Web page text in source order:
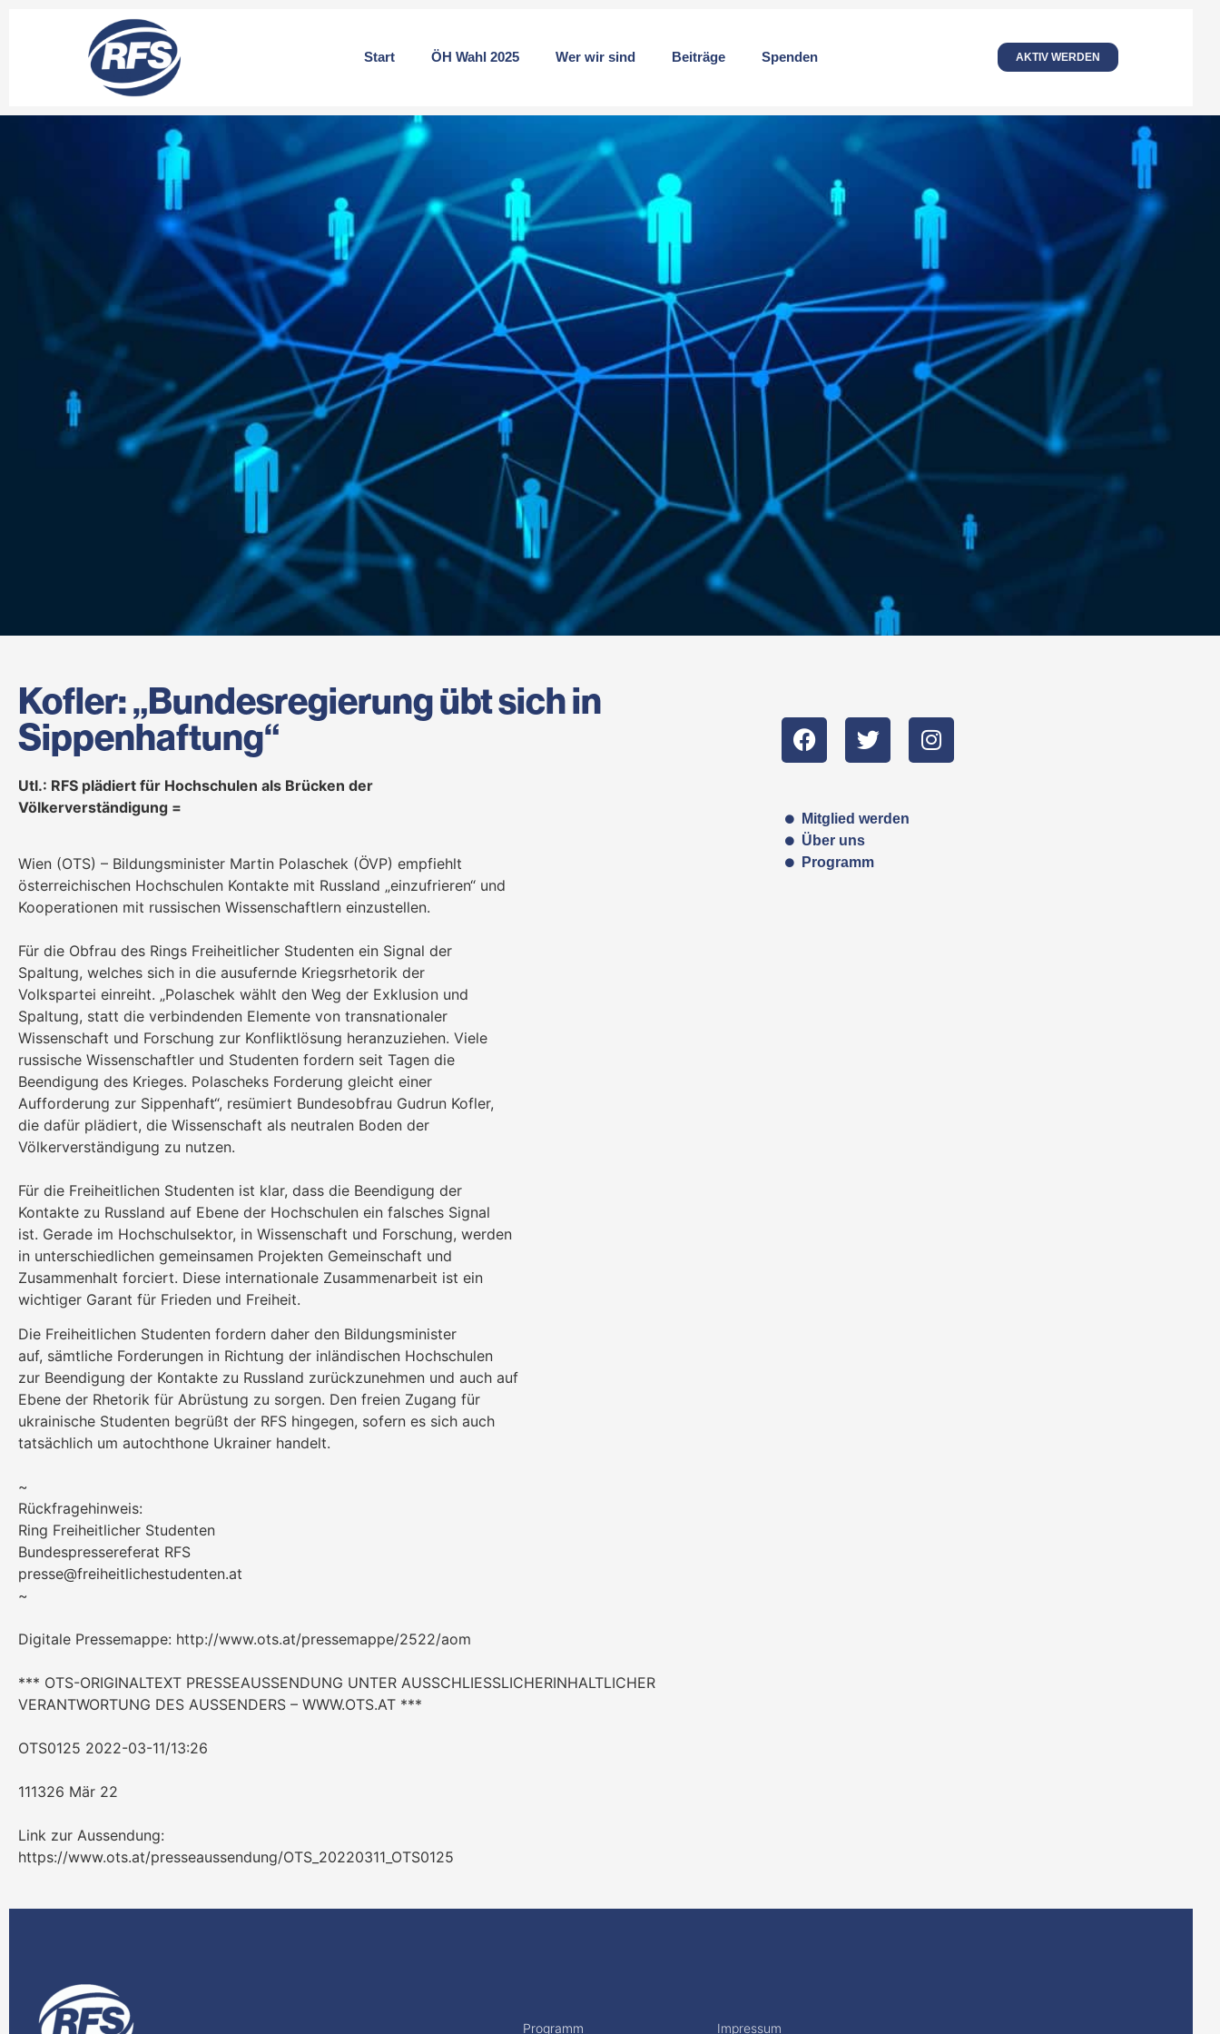
Start ÖH Wahl 2025 Wer wir sind Beiträge Spenden AKTIV WERDEN
Kofler: „Bundesregierung übt sich in
Sippenhaftung“
Utl.: RFS plädiert für Hochschulen als Brücken der
Völkerverständigung =
Wien (OTS) – Bildungsminister Martin Polaschek (ÖVP) empfiehlt
österreichischen Hochschulen Kontakte mit Russland „einzufrieren“ und
Kooperationen mit russischen Wissenschaftlern einzustellen.
Für die Obfrau des Rings Freiheitlicher Studenten ein Signal der
Spaltung, welches sich in die ausufernde Kriegsrhetorik der
Volkspartei einreiht. „Polaschek wählt den Weg der Exklusion und
Spaltung, statt die verbindenden Elemente von transnationaler
Wissenschaft und Forschung zur Konfliktlösung heranzuziehen. Viele
russische Wissenschaftler und Studenten fordern seit Tagen die
Beendigung des Krieges. Polascheks Forderung gleicht einer
Aufforderung zur Sippenhaft“, resümiert Bundesobfrau Gudrun Kofler,
die dafür plädiert, die Wissenschaft als neutralen Boden der
Völkerverständigung zu nutzen.
Für die Freiheitlichen Studenten ist klar, dass die Beendigung der
Kontakte zu Russland auf Ebene der Hochschulen ein falsches Signal
ist. Gerade im Hochschulsektor, in Wissenschaft und Forschung, werden
in unterschiedlichen gemeinsamen Projekten Gemeinschaft und
Zusammenhalt forciert. Diese internationale Zusammenarbeit ist ein
wichtiger Garant für Frieden und Freiheit.
Die Freiheitlichen Studenten fordern daher den Bildungsminister
auf, sämtliche Forderungen in Richtung der inländischen Hochschulen
zur Beendigung der Kontakte zu Russland zurückzunehmen und auch auf
Ebene der Rhetorik für Abrüstung zu sorgen. Den freien Zugang für
ukrainische Studenten begrüßt der RFS hingegen, sofern es sich auch
tatsächlich um autochthone Ukrainer handelt.
~
Rückfragehinweis:
Ring Freiheitlicher Studenten
Bundespressereferat RFS
presse@freiheitlichestudenten.at
~
Digitale Pressemappe: http://www.ots.at/pressemappe/2522/aom
*** OTS-ORIGINALTEXT PRESSEAUSSENDUNG UNTER AUSSCHLIESSLICHERINHALTLICHER
VERANTWORTUNG DES AUSSENDERS – WWW.OTS.AT ***
OTS0125 2022-03-11/13:26
111326 Mär 22
Link zur Aussendung:
https://www.ots.at/presseaussendung/OTS_20220311_OTS0125
Mitglied werden
Über uns
Programm
Programm Impressum